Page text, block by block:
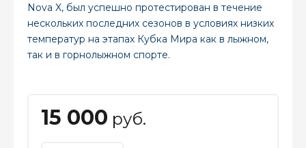
Nova X, был успешно протестирован в течение
нескольких последних сезонов в условиях низких
температур на этапах Кубка Мира как в лыжном,
так и в горнолыжном спорте.
15 000 руб.